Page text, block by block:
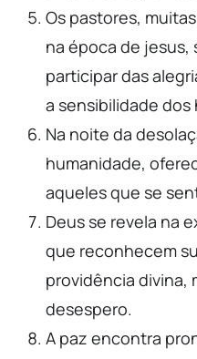
Os pastores,
na época de jesus,
participar das
a sensibilidade dos
Na noite da
humanidade,
aqueles que se
Deus se revela na
que reconhecem
providência divina,
desespero.
A paz encontra